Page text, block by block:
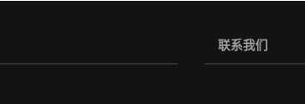
联系我们